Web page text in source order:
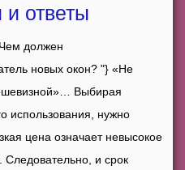
ответы
должен
новых окон? "} «Не
Выбирая
использования, нужно
цена означает невысокое
Следовательно, и срок